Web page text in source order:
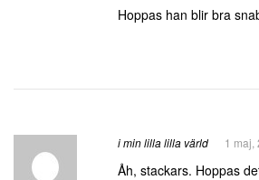
Hoppas han blir bra
i min lilla lilla värld 1 maj,
Åh, stackars. Hoppas